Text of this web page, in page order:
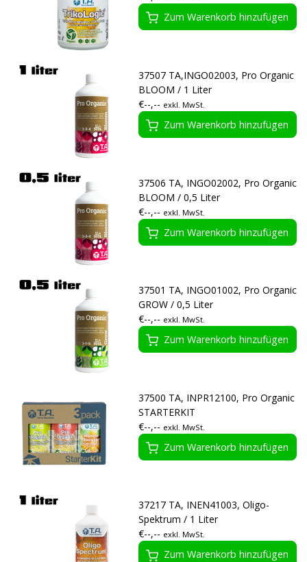
Zum Warenkorb hinzufügen
37507 TA,INGO02003, Pro Organic
BLOOM / 1 Liter
€--,-- exkl. MwSt.
Zum Warenkorb hinzufügen
37506 TA, INGO02002, Pro Organic
BLOOM / 0,5 Liter
€--,-- exkl. MwSt.
Zum Warenkorb hinzufügen
37501 TA, INGO01002, Pro Organic
GROW / 0,5 Liter
€--,-- exkl. MwSt.
Zum Warenkorb hinzufügen
37500 TA, INPR12100, Pro Organic
STARTERKIT
€--,-- exkl. MwSt.
Zum Warenkorb hinzufügen
37217 TA, INEN41003, Oligo-
Spektrum / 1 Liter
€--,-- exkl. MwSt.
Zum Warenkorb hinzufügen